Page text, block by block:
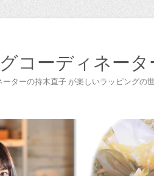
コーディネー
ターの持木直子 が楽しいラッピングの